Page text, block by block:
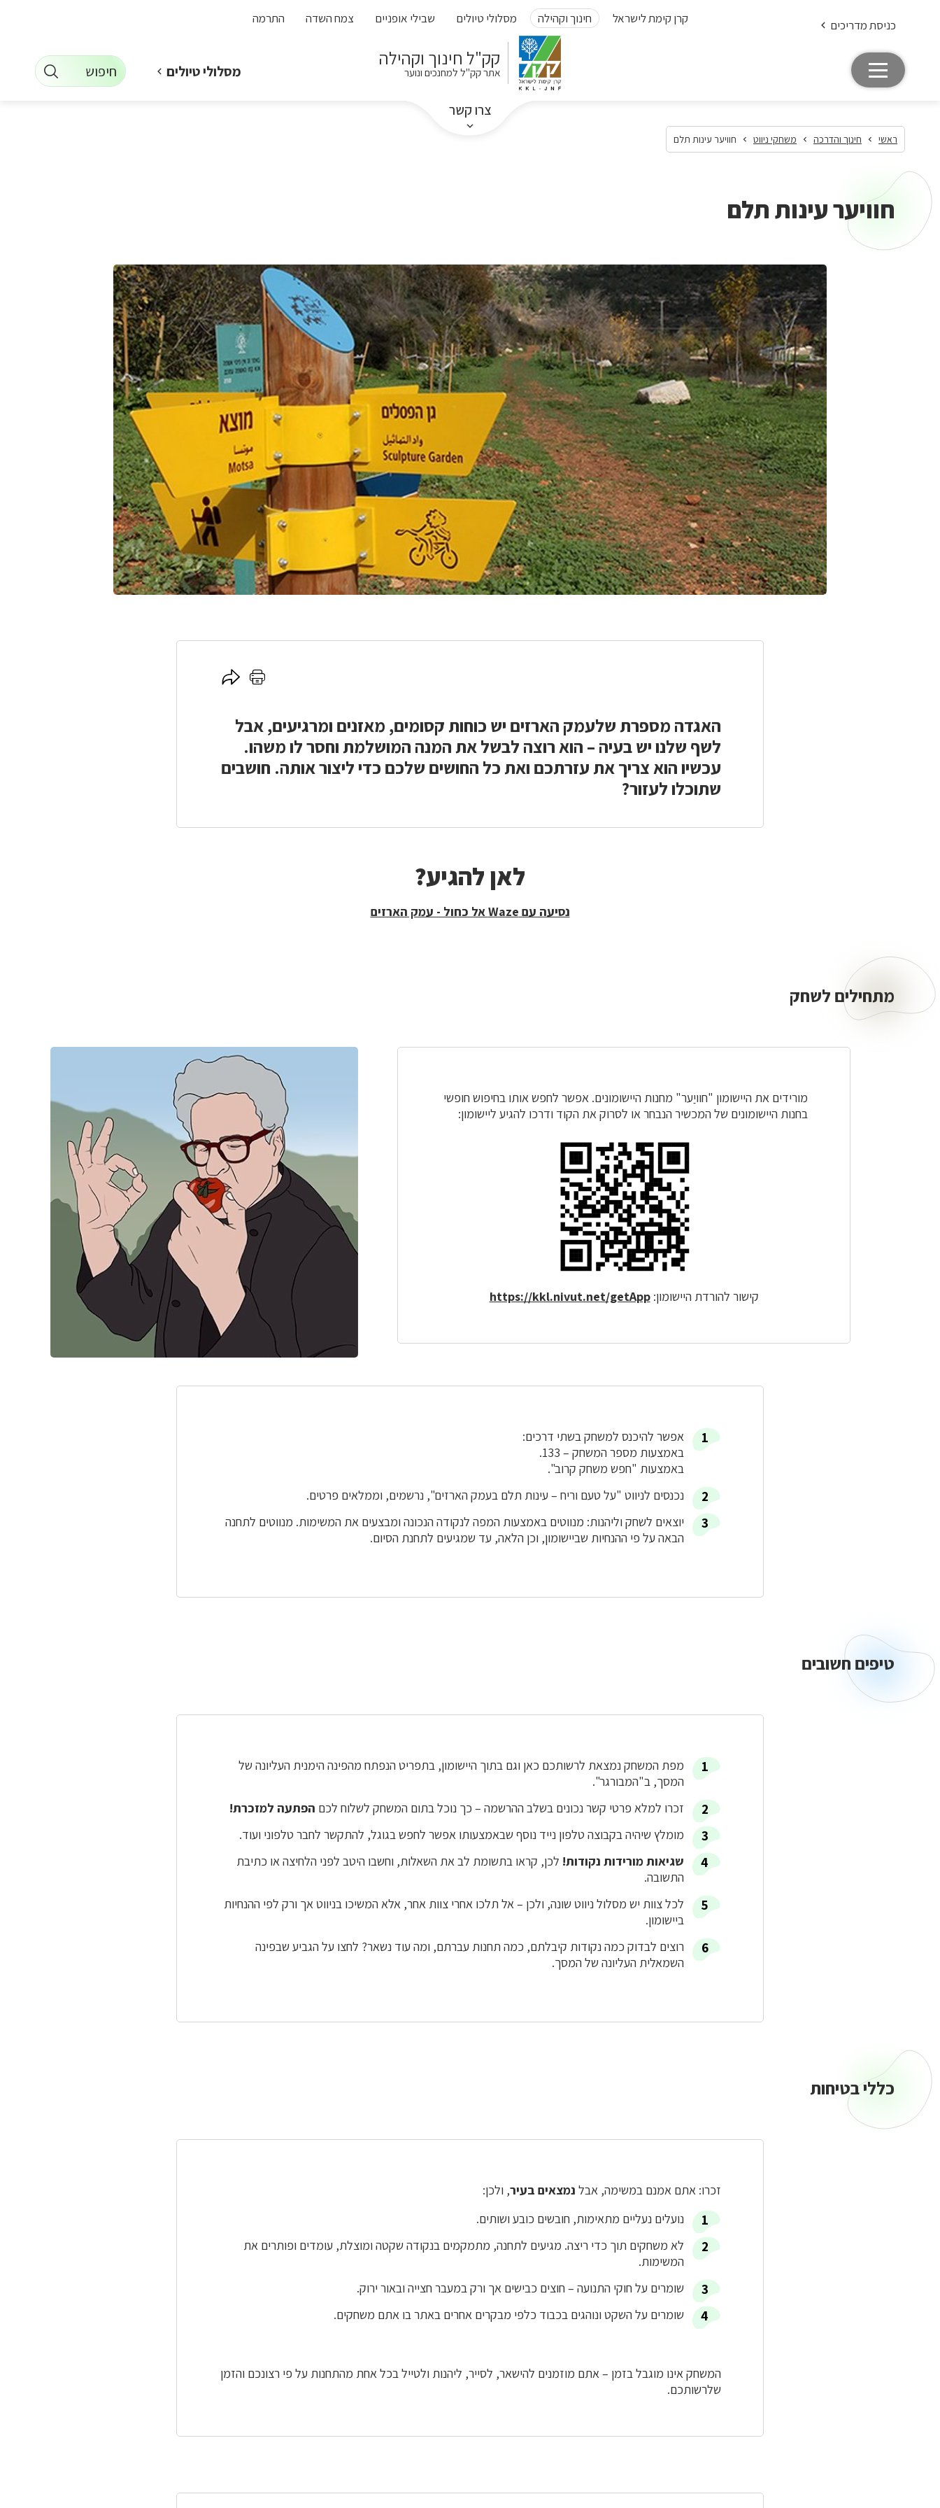
קרן קימת לישראל חינוך וקהילה מסלולי טיולים שבילי אופניים צמח השדה התרמה כניסת מדריכים
קק"ל חינוך וקהילה
אתר קק"ל למחנכים ונוער
צרו קשר
מסלולי טיולים חיפוש
ראשי חינוך והדרכה משחקי ניווט חוויער עינות תלם
חוויער עינות תלם
לחץ
לחץ
האגדה מספרת שלעמק הארזים יש כוחות קסומים, מאזנים ומרגיעים, אבל
לשף שלנו יש בעיה – הוא רוצה לבשל את המנה המושלמת וחסר לו משהו.
עכשיו הוא צריך את עזרתכם ואת כל החושים שלכם כדי ליצור אותה. חושבים
שתוכלו לעזור?
לאן להגיע?
נסיעה עם Waze אל כחול - עמק הארזים
מתחילים
לשחק
מתחילים לשחק
מורידים את היישומון "חוויַער" מחנות היישומונים. אפשר לחפש אותו בחיפוש חופשי
בחנות היישומונים של המכשיר הנבחר או לסרוק את הקוד ודרכו להגיע ליישומון:
קישור להורדת היישומון:https://kkl.nivut.net/getApp
אפשר להיכנס למשחק בשתי דרכים:
באמצעות מספר המשחק – 133.
באמצעות "חפש משחק קרוב".
נכנסים לניווט "על טעם וריח – עינות תלם בעמק הארזים", נרשמים, וממלאים פרטים.
יוצאים לשחק וליהנות: מנווטים באמצעות המפה לנקודה הנכונה ומבצעים את המשימות. מנווטים לתחנה
הבאה על פי ההנחיות שביישומון, וכן הלאה, עד שמגיעים לתחנת הסיום.
טיפים חשובים
מפת המשחק נמצאת לרשותכם כאן וגם בתוך היישומון, בתפריט הנפתח מהפינה הימנית העליונה של
המסך, ב"המבורגר".
זכרו למלא פרטי קשר נכונים בשלב ההרשמה – כך נוכל בתום המשחק לשלוח לכם הפתעה למזכרת!
מומלץ שיהיה בקבוצה טלפון נייד נוסף שבאמצעותו אפשר לחפש בגוגל, להתקשר לחבר טלפוני ועוד.
שגיאות מורידות נקודות! לכן, קראו בתשומת לב את השאלות, וחשבו היטב לפני הלחיצה או כתיבת
התשובה.
לכל צוות יש מסלול ניווט שונה, ולכן – אל תלכו אחרי צוות אחר, אלא המשיכו בניווט אך ורק לפי ההנחיות
ביישומון.
רוצים לבדוק כמה נקודות קיבלתם, כמה תחנות עברתם, ומה עוד נשאר? לחצו על הגביע שבפינה
השמאלית העליונה של המסך.
כללי בטיחות
זכרו: אתם אמנם במשימה, אבל נמצאים בעיר, ולכן:
נועלים נעליים מתאימות, חובשים כובע ושותים.
לא משחקים תוך כדי ריצה. מגיעים לתחנה, מתמקמים בנקודה שקטה ומוצלת, עומדים ופותרים את
המשימות.
שומרים על חוקי התנועה – חוצים כבישים אך ורק במעבר חצייה ובאור ירוק.
שומרים על השקט ונוהגים בכבוד כלפי מבקרים אחרים באתר בו אתם משחקים.
המשחק אינו מוגבל בזמן – אתם מוזמנים להישאר, לסייר, ליהנות ולטייל בכל אחת מהתחנות על פי רצונכם והזמן
שלרשותכם.